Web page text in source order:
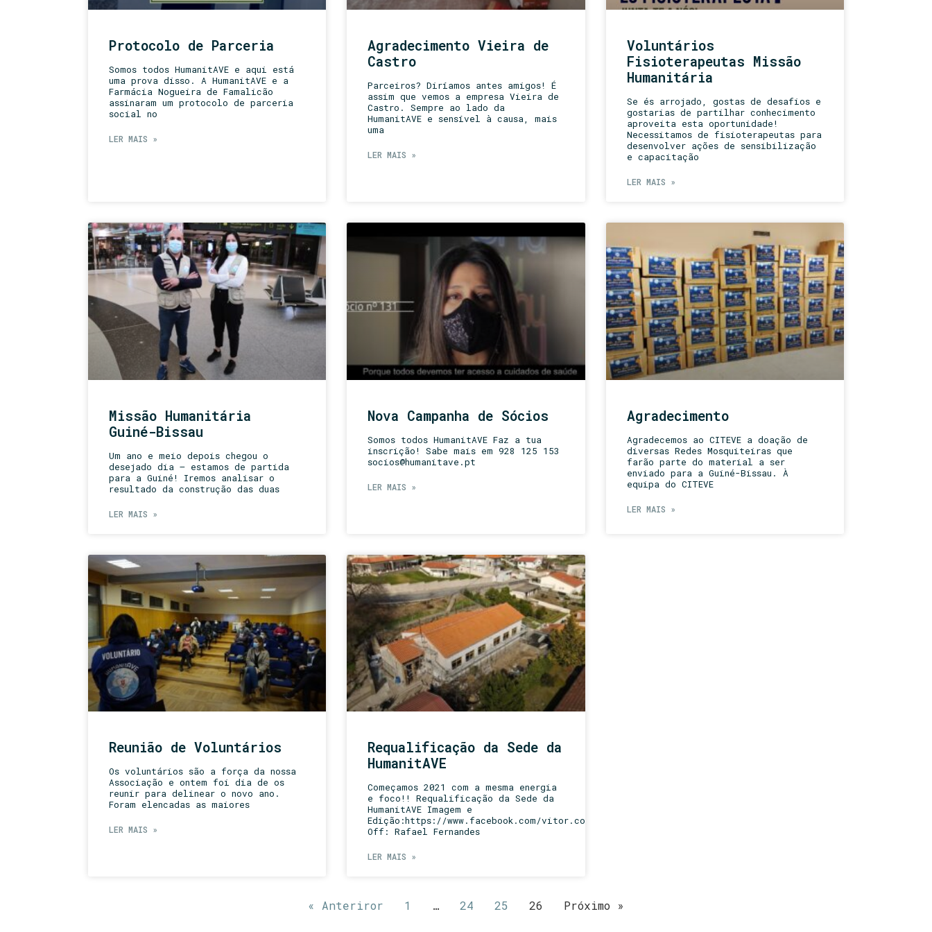
Protocolo de Parceria
Somos todos HumanitAVE e aqui está
uma prova disso. A HumanitAVE e a
Farmácia Nogueira de Famalicão
assinaram um protocolo de parceria
social no
LER MAIS »
Agradecimento Vieira de
Castro
Parceiros? Diríamos antes amigos! É
assim que vemos a empresa Vieira de
Castro. Sempre ao lado da
HumanitAVE e sensível à causa, mais
uma
LER MAIS »
Voluntários
Fisioterapeutas Missão
Humanitária
Se és arrojado, gostas de desafios e
gostarias de partilhar conhecimento
aproveita esta oportunidade!
Necessitamos de fisioterapeutas para
desenvolver ações de sensibilização
e capacitação
LER MAIS »
Missão Humanitária
Guiné-Bissau
Um ano e meio depois chegou o
desejado dia – estamos de partida
para a Guiné! Iremos analisar o
resultado da construção das duas
LER MAIS »
Nova Campanha de Sócios
Somos todos HumanitAVE Faz a tua
inscrição! Sabe mais em 928 125 153
socios@humanitave.pt
LER MAIS »
Agradecimento
Agradecemos ao CITEVE a doação de
diversas Redes Mosquiteiras que
farão parte do material a ser
enviado para a Guiné-Bissau. À
equipa do CITEVE
LER MAIS »
Reunião de Voluntários
Os voluntários são a força da nossa
Associação e ontem foi dia de os
reunir para delinear o novo ano.
Foram elencadas as maiores
LER MAIS »
Requalificação da Sede da
HumanitAVE
Começamos 2021 com a mesma energia
e foco!! Requalificação da Sede da
HumanitAVE Imagem e
Edição:https://www.facebook.com/vitor.costa.980Voz
Off: Rafael Fernandes
LER MAIS »
« Anteriror 1 … 24 25 26 Próximo »